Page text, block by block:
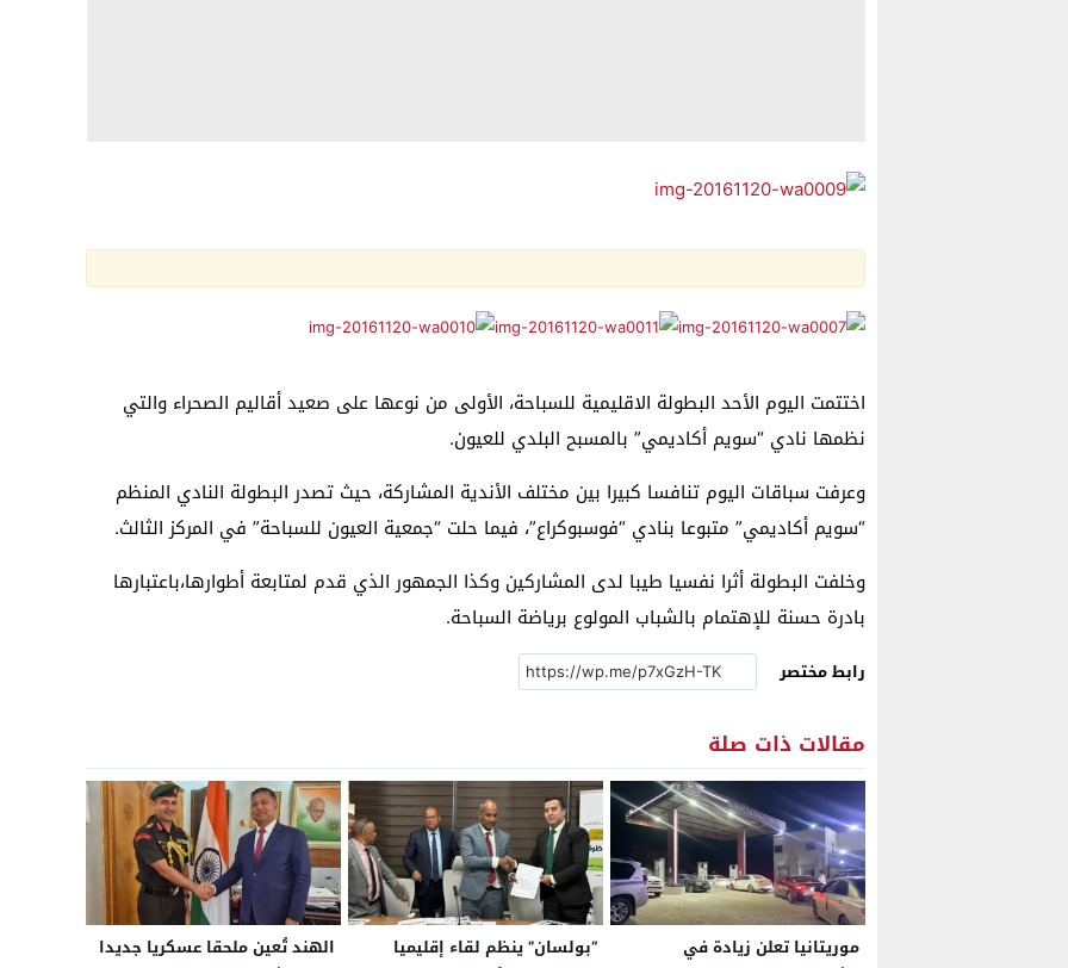
اختتمت اليوم الأحد البطولة الاقليمية للسباحة، الأولى من نوعها على صعيد أقاليم الصحراء والتي
نظمها نادي “سويم أكاديمي” بالمسبح البلدي للعيون.
وعرفت سباقات اليوم تنافسا كبيرا بين مختلف الأندية المشاركة، حيث تصدر البطولة النادي المنظم
“سويم أكاديمي” متبوعا بنادي “فوسبوكراع”، فيما حلت “جمعية العيون للسباحة” في المركز الثالث.
وخلفت البطولة أثرا نفسيا طيبا لدى المشاركين وكذا الجمهور الذي قدم لمتابعة أطوارها،باعتبارها
بادرة حسنة للإهتمام بالشباب المولوع برياضة السباحة.
رابط مختصر
مقالات ذات صلة
موريتانيا تعلن زيادة في
“بولسان” ينظم لقاء إقليميا
الهند تُعين ملحقا عسكريا جديدا